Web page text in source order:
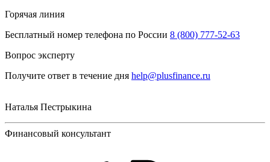
Горячая линия
Бесплатный номер телефона по России 8 (800) 777-52-63
Вопрос эксперту
Получите ответ в течение дня help@plusfinance.ru
Наталья Пестрыкина
Финансовый консультант